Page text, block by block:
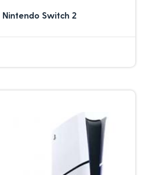
Nintendo Switch 2